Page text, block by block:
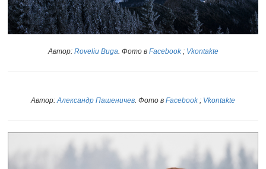
Автор: Roveliu Buga . Фото в Facebook ; Vkontakte
Автор: Александр Пашеничев . Фото в Facebook ; Vkontakte